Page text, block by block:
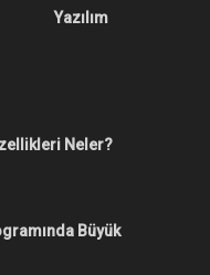
Yazılım
Neler?
Büyük